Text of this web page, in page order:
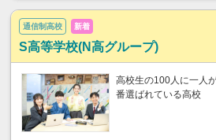
通信制高校 新着
S高等学校(N高グループ)
高校生の100人に一人
番選ばれている高校